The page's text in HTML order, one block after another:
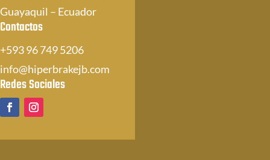
Guayaquil – Ecuador
Contactos
+593 96 749 5206
info@hiperbrakejb.com
Redes Sociales